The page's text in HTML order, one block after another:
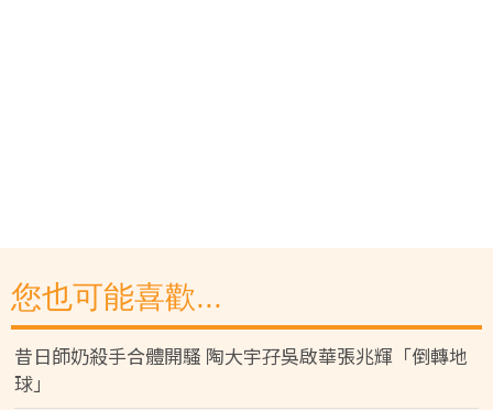
您也可能喜歡...
昔日師奶殺手合體開騷 陶大宇孖吳啟華張兆輝「倒轉地
球」